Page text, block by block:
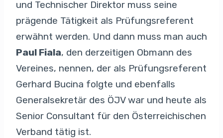
und Technischer Direktor muss seine
prägende Tätigkeit als Prüfungsreferent
erwähnt werden. Und dann muss man auch
Paul Fiala, den derzeitigen Obmann des
Vereines, nennen, der als Prüfungsreferent
Gerhard Bucina folgte und ebenfalls
Generalsekretär des ÖJV war und heute als
Senior Consultant für den Österreichischen
Verband tätig ist.